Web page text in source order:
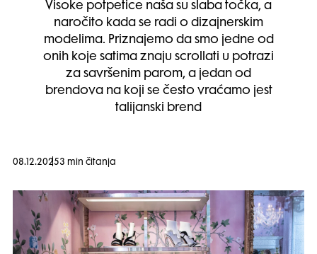
Visoke potpetice naša su slaba točka, a
naročito kada se radi o dizajnerskim
modelima. Priznajemo da smo jedne od
onih koje satima znaju scrollati u potrazi
za savršenim parom, a jedan od
brendova na koji se često vraćamo jest
talijanski brend
08.12.20253 min čitanja